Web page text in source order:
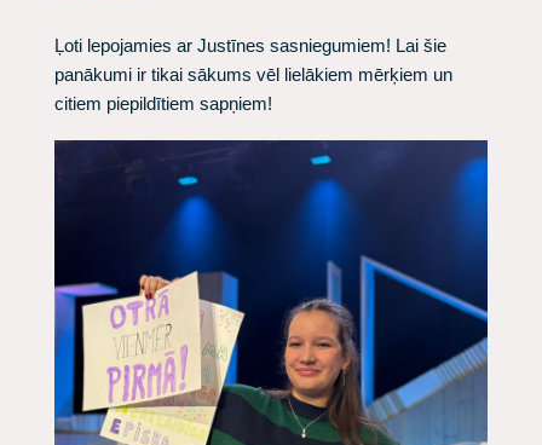
Ļoti lepojamies ar Justīnes sasniegumiem! Lai šie
panākumi ir tikai sākums vēl lielākiem mērķiem un
citiem piepildītiem sapņiem!